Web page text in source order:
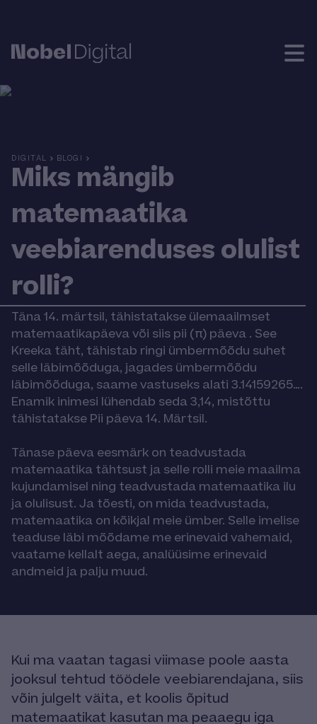
DIGITAL BLOGI
Miks mängib
matemaatika
veebiarenduses olulist
rolli?
Täna 14. märtsil, tähistatakse ülemaailmset
matemaatikapäeva või siis pii (π) päeva . See
Kreeka täht, tähistab ringi ümbermõõdu suhet
selle läbimõõduga, jagades ümbermõõdu
läbimõõduga, saame vastuseks alati 3.14159265….
Enamik inimesi lühendab seda 3,14, mistõttu
tähistatakse Pii päeva 14. Märtsil.
Tänase päeva eesmärk on teadvustada
matemaatika tähtsust ja selle rolli meie maailma
kujundamisel ning teadvustada matemaatika ilu
ja olulisust. Ja tõesti, on mida teadvustada,
matemaatika on kõikjal meie ümber. Selle imelise
teaduse läbi mõõdame me erinevaid vahemaid,
vaatame kellalt aega, analüüsime erinevaid
andmeid ja palju muud.
Kui ma vaatan tagasi viimase poole aasta
jooksul tehtud töödele veebiarendajana, siis
võin julgelt väita, et koolis õpitud
matemaatikat kasutan ma peaaegu iga